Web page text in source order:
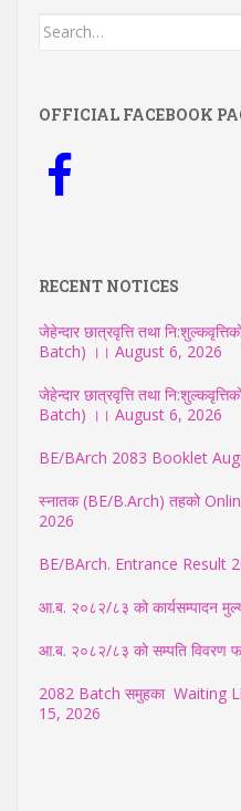
Search
OFFICIAL FACEBOOK
RECENT NOTICES
जेहेन्दार छात्रवृत्ति तथा
Batch) ।। August 6, 2026
जेहेन्दार छात्रवृत्ति तथा
Batch) ।। August 6, 2026
BE/BArch 2083 Booklet
स्नातक (BE/B.Arch) तहको Online
2026
BE/BArch. Entrance Result
आ.ब. २०८२/८३ को कार्यसम्पादन
आ.ब. २०८२/८३ को सम्पति विवरण
2082 Batch समुहका Waiting List
15, 2026